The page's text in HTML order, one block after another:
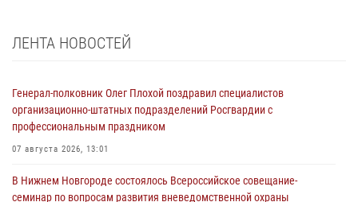
ЛЕНТА НОВОСТЕЙ
Генерал-полковник Олег Плохой поздравил специалистов
организационно-штатных подразделений Росгвардии с
профессиональным праздником
07 августа 2026, 13:01
В Нижнем Новгороде состоялось Всероссийское совещание-
семинар по вопросам развития вневедомственной охраны